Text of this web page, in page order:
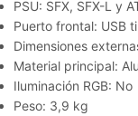
PSU: SFX, SFX-L y
Puerto frontal: USB
Dimensiones
Material principal:
Iluminación RGB: No
Peso: 3,9 kg